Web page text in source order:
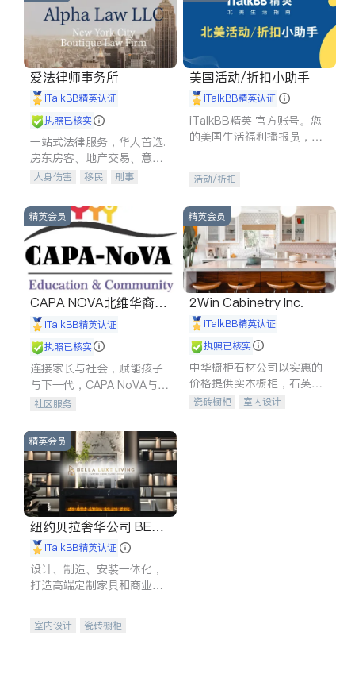
爱法律师事务所
iTalkBB精英认证
执照已核实
一站式法律服务，华人首选.
房东房客、地产交易、意外
伤害、车祸重伤、商业诉
建筑合同、刑事案件全包办
人身伤害 移民
刑事
信托/遗嘱
商业
索赔
律师-其它 保释
美国活动/折扣小助手
iTalkBB精英认证
iTalkBB精英 官方账号。您
的美国生活福利播报员，精
专属福利。
活动/折扣
精英会员
CAPA NOVA北维华裔家
长会iTalkBB精英认证
执照已核实
连接家长与社会，赋能孩子
与下一代，CAPA NoVA与您
携手建设包容、公平、充满
社区服务
精英会员
2Win Cabinetry Inc.
iTalkBB精英认证
执照已核实
中华橱柜石材公司以实惠的
价格提供实木橱柜，石英石
台面，多种优质不锈钢水
瓷砖橱柜
室内设计
精英会员
纽约贝拉奢华公司 BELL
A LUXE
iTalkBB精英认证
设计、制造、安装一体化，
打造高端定制家具和商业空
室内设计
瓷砖橱柜